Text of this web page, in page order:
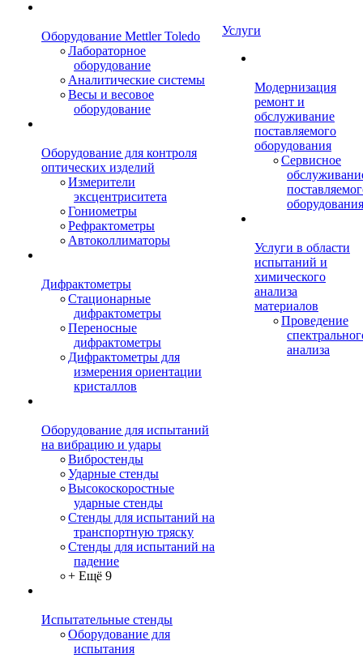
Оборудование Mettler Toledo
Лабораторное
оборудование
Аналитические системы
Весы и весовое
оборудование
Оборудование для контроля
оптических изделий
Измерители
эксцентриситета
Гониометры
Рефрактометры
Автоколлиматоры
Дифрактометры
Стационарные
дифрактометры
Переносные
дифрактометры
Дифрактометры для
измерения ориентации
кристаллов
Оборудование для испытаний
на вибрацию и удары
Вибростенды
Ударные стенды
Высокоскоростные
ударные стенды
Стенды для испытаний на
транспортную тряску
Стенды для испытаний на
падение
+ Ещё 9
Испытательные стенды
Оборудование для
испытания
Услуги
Модернизация
ремонт и
обслуживание
поставляемого
оборудования
Сервисное
оборудования
Услуги в области
испытаний и
химического
анализа
материалов
Проведение
анализа